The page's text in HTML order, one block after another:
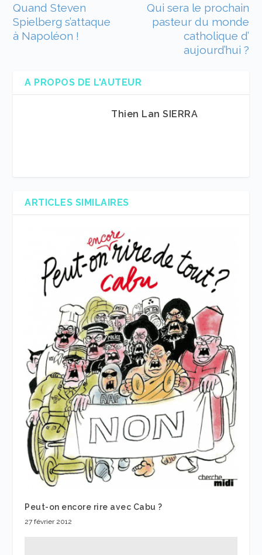
Quand Steven
Spielberg s’attaque
à Napoléon !
Qui sera le prochain
pasteur du monde
catholique d’
aujourd’hui ?
A PROPOS DE L'AUTEUR
Thien Lan SIERRA
ARTICLES SIMILAIRES
Peut-on encore rire avec Cabu ?
27 février 2012